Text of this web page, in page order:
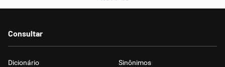
Consultar
Dicionário Sinônimos